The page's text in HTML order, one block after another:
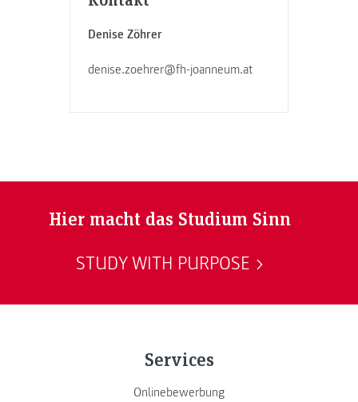
Denise Zöhrer
denise.zoehrer@fh-joanneum.at
Hier macht das Studium Sinn
STUDY WITH PURPOSE
Services
Onlinebewerbung